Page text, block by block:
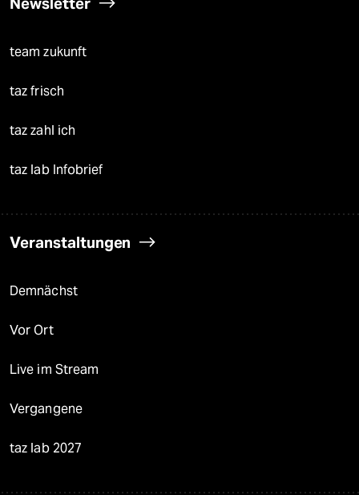
team zukunft
taz frisch
taz zahl ich
taz lab Infobrief
Veranstaltungen
Demnächst
Vor Ort
Live im Stream
Vergangene
taz lab 2027